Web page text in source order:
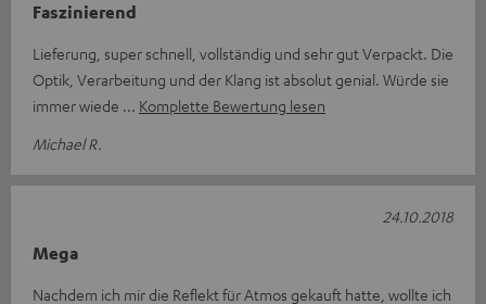
Faszinierend
Lieferung, super schnell, vollständig und sehr gut Verpackt. Die
Optik, Verarbeitung und der Klang ist absolut genial. Würde sie
immer wiede
Komplette Bewertung lesen
Michael R.
Mega
Nachdem ich mir die Reflekt für Atmos gekauft hatte, wollte ich
24.10.2018